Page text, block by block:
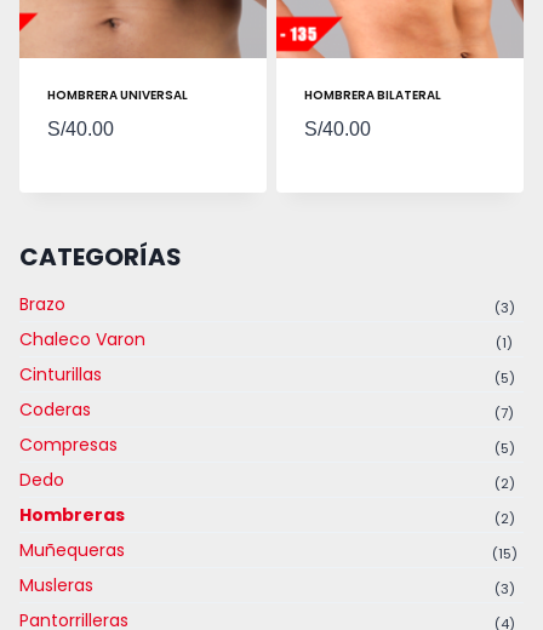
HOMBRERA UNIVERSAL
S/40.00
HOMBRERA BILATERAL
S/40.00
CATEGORÍAS
Brazo (3)
Chaleco Varon (1)
Cinturillas (5)
Coderas (7)
Compresas (5)
Dedo (2)
Hombreras (2)
Muñequeras (15)
Musleras (3)
Pantorrilleras (4)